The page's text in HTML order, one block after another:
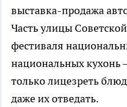
выставка-продажа
Часть улицы
фестиваля
национальных кухонь
только лицезреть
даже их отведать.